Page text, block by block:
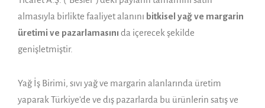
almasıyla birlikte faaliyet alanını bitkisel yağ ve margarin
üretimi ve pazarlamasını da içerecek şekilde
genişletmiştir.
Yağ İş Birimi, sıvı yağ ve margarin alanlarında üretim
yaparak Türkiye’de ve dış pazarlarda bu ürünlerin satış ve